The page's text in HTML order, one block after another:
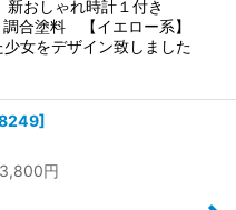
しゃれ時計１付き
合塗料 【イエロー系】
女をデザイン致しました
]
3,800円